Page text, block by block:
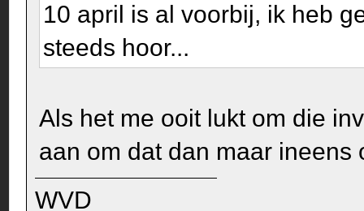
10 april is al voorbij, ik heb
steeds hoor...
Als het me ooit lukt om die
aan om dat dan maar ineens
WVD